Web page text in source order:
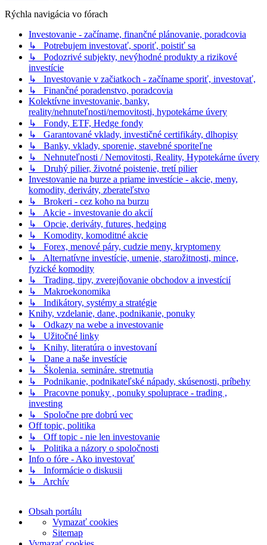
Rýchla navigácia vo fórach
Investovanie - začíname, finančné plánovanie, poradcovia
↳ Potrebujem investovať, sporiť, poistiť sa
↳ Podozrivé subjekty, nevýhodné produkty a rizikové
investície
↳ Investovanie v začiatkoch - začíname sporiť, investovať,
↳ Finančné poradenstvo, poradcovia
Kolektívne investovanie, banky,
reality/nehnuteľnosti/nemovitosti, hypotekárne úvery
↳ Fondy, ETF, Hedge fondy
↳ Garantované vklady, investičné certifikáty, dlhopisy
↳ Banky, vklady, sporenie, stavebné sporiteľne
↳ Nehnuteľnosti / Nemovitosti, Reality, Hypotekárne úvery
↳ Druhý pilier, životné poistenie, tretí pilier
Investovanie na burze a priame investície - akcie, meny,
komodity, deriváty, zberateľstvo
↳ Brokeri - cez koho na burzu
↳ Akcie - investovanie do akcií
↳ Opcie, deriváty, futures, hedging
↳ Komodity, komoditné akcie
↳ Forex, menové páry, cudzie meny, kryptomeny
↳ Alternatívne investície, umenie, starožitnosti, mince,
fyzické komodity
↳ Trading, tipy, zverejňovanie obchodov a investícií
↳ Makroekonomika
↳ Indikátory, systémy a stratégie
Knihy, vzdelanie, dane, podnikanie, ponuky
↳ Odkazy na webe a investovanie
↳ Užitočné linky
↳ Knihy, literatúra o investovaní
↳ Dane a naše investície
↳ Školenia. semináre. stretnutia
↳ Podnikanie, podnikateľské nápady, skúsenosti, príbehy
↳ Pracovne ponuky , ponuky spoluprace - trading ,
investing
↳ Spoločne pre dobrú vec
Off topic, politika
↳ Off topic - nie len investovanie
↳ Politika a názory o spoločnosti
Info o fóre - Ako investovať
↳ Informácie o diskusii
↳ Archív
Obsah portálu
Vymazať cookies
Sitemap